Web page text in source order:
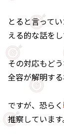
とると言って
える的な話を
その対応もど
全容が解明す
ですが、恐らく
推察しています